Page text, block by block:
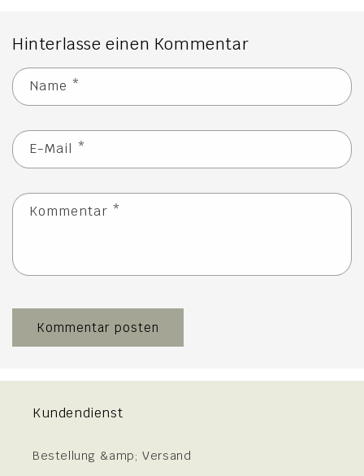
Hinterlasse einen Kommentar
Name *
E-Mail *
Kommentar *
Kundendienst
Bestellung &amp; Versand